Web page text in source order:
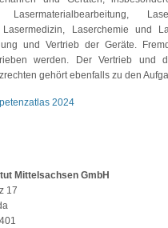
Lasermaterialbearbeitung,
Lasermedizin, Laserchemie und
und Vertrieb der Geräte.
werden. Der Vertrieb und
gehört ebenfalls zu den
2024
Mittelsachsen GmbH
17